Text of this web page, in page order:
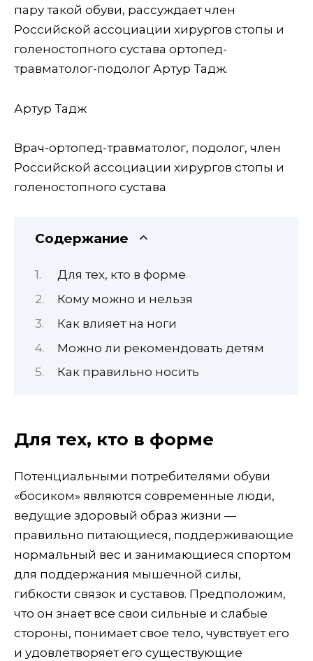
пару такой обуви, рассуждает член
Российской ассоциации хирургов стопы и
голеностопного сустава ортопед-
травматолог-подолог Артур Тадж.
Артур Тадж
Врач-ортопед-травматолог, подолог, член
Российской ассоциации хирургов стопы и
голеностопного сустава
Содержание
Для тех, кто в форме
Кому можно и нельзя
Как влияет на ноги
Можно ли рекомендовать детям
Как правильно носить
Для тех, кто в форме
Потенциальными потребителями обуви
«босиком» являются современные люди,
ведущие здоровый образ жизни —
правильно питающиеся, поддерживающие
нормальный вес и занимающиеся спортом
для поддержания мышечной силы,
гибкости связок и суставов. Предположим,
что он знает все свои сильные и слабые
стороны, понимает свое тело, чувствует его
и удовлетворяет его существующие